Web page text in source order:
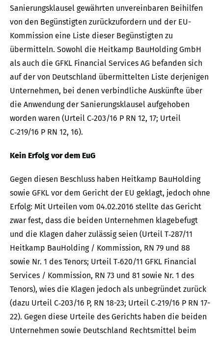
Sanierungsklausel gewährten unvereinbaren Beihilfen
von den Begünstigten zurückzufordern und der EU-
Kommission eine Liste dieser Begünstigten zu
übermitteln. Sowohl die Heitkamp BauHolding GmbH
als auch die GFKL Financial Services AG befanden sich
auf der von Deutschland übermittelten Liste derjenigen
Unternehmen, bei denen verbindliche Auskünfte über
die Anwendung der Sanierungsklausel aufgehoben
worden waren (Urteil C‑203/16 P RN 12, 17; Urteil
C‑219/16 P RN 12, 16).
Kein Erfolg vor dem EuG
Gegen diesen Beschluss haben Heitkamp BauHolding
sowie GFKL vor dem Gericht der EU geklagt, jedoch ohne
Erfolg: Mit Urteilen vom 04.02.2016 stellte das Gericht
zwar fest, dass die beiden Unternehmen klagebefugt
und die Klagen daher zulässig seien (Urteil T‑287/11
Heitkamp BauHolding / Kommission, RN 79 und 88
sowie Nr. 1 des Tenors; Urteil T‑620/11 GFKL Financial
Services / Kommission, RN 73 und 81 sowie Nr. 1 des
Tenors), wies die Klagen jedoch als unbegründet zurück
(dazu Urteil C‑203/16 P, RN 18-23; Urteil C‑219/16 P RN 17-
22). Gegen diese Urteile des Gerichts haben die beiden
Unternehmen sowie Deutschland Rechtsmittel beim